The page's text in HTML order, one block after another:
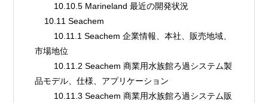
        10.10.5 Marineland 最近の開発状況
    10.11 Seachem
市場地位
品モデル、仕様、アプリケーション